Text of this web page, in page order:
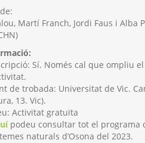
Martí Franch, Jordi Faus i Alba
Sí. Només cal que ompliu el
de trobada: Universitat de Vic.
13. Vic).
Activitat gratuïta
podeu consultar tot el programa
naturals d’Osona del 2023.